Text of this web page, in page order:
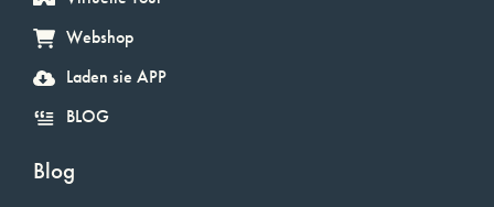
Webshop
Laden sie APP
BLOG
Blog